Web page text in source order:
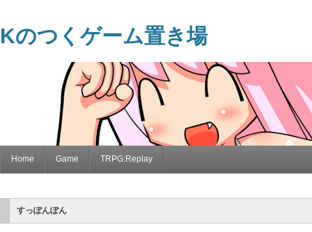
Kのつくゲーム置き場
Home Game TRPG:Replay
すっぽんぽん